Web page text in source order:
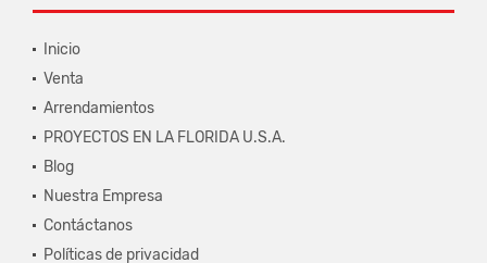
Inicio
Venta
Arrendamientos
PROYECTOS EN LA FLORIDA U.S.A.
Blog
Nuestra Empresa
Contáctanos
Políticas de privacidad